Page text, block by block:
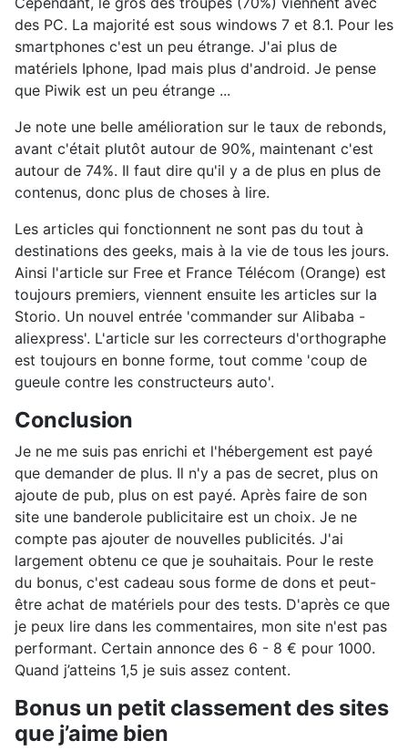
des PC. La majorité est sous windows 7 et 8.1. Pour les
smartphones c'est un peu étrange. J'ai plus de
matériels Iphone, Ipad mais plus d'android. Je pense
que Piwik est un peu étrange ...
Je note une belle amélioration sur le taux de rebonds,
avant c'était plutôt autour de 90%, maintenant c'est
autour de 74%. Il faut dire qu'il y a de plus en plus de
contenus, donc plus de choses à lire.
Les articles qui fonctionnent ne sont pas du tout à
destinations des geeks, mais à la vie de tous les jours.
Ainsi l'article sur Free et France Télécom (Orange) est
toujours premiers, viennent ensuite les articles sur la
Storio. Un nouvel entrée 'commander sur Alibaba -
aliexpress'. L'article sur les correcteurs d'orthographe
est toujours en bonne forme, tout comme 'coup de
gueule contre les constructeurs auto'.
Conclusion
Je ne me suis pas enrichi et l'hébergement est payé
que demander de plus. Il n'y a pas de secret, plus on
ajoute de pub, plus on est payé. Après faire de son
site une banderole publicitaire est un choix. Je ne
compte pas ajouter de nouvelles publicités. J'ai
largement obtenu ce que je souhaitais. Pour le reste
du bonus, c'est cadeau sous forme de dons et peut-
être achat de matériels pour des tests. D'après ce que
je peux lire dans les commentaires, mon site n'est pas
performant. Certain annonce des 6 - 8 € pour 1000.
Quand j’atteins 1,5 je suis assez content.
Bonus un petit classement des sites
que j’aime bien